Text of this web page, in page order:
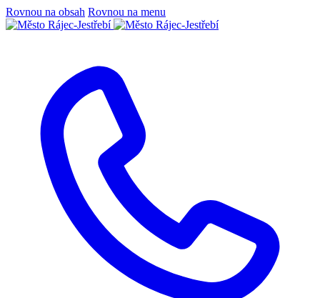
Rovnou na obsah Rovnou na menu